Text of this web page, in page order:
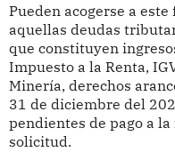
Pueden acogerse a
aquellas deudas
que constituyen
Impuesto a la Renta,
Minería, derechos
31 de diciembre del
pendientes de pago a
solicitud.